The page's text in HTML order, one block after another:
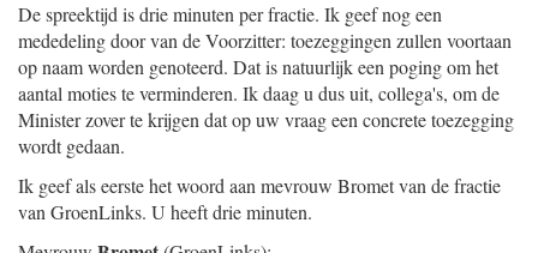
De spreektijd is drie minuten per fractie. Ik geef nog een
mededeling door van de Voorzitter: toezeggingen zullen voortaan
op naam worden genoteerd. Dat is natuurlijk een poging om het
aantal moties te verminderen. Ik daag u dus uit, collega's, om de
Minister zover te krijgen dat op uw vraag een concrete toezegging
wordt gedaan.
Ik geef als eerste het woord aan mevrouw Bromet van de fractie
van GroenLinks. U heeft drie minuten.